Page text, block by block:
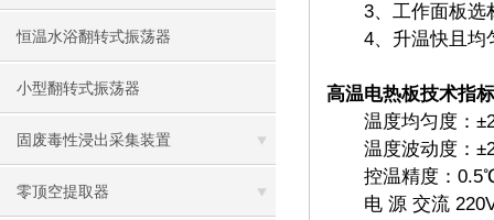
恒温水浴翻转式振荡器
小型翻转式振荡器
固废毒性浸出采集装置
零顶空提取器
3、工作面板选材
4、升温快且均
高温电热板技术指标
温度均匀度：
温度波动度：
控温精度：
电 源 交流